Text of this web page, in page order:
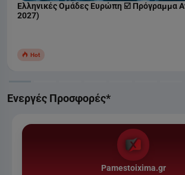
Ελληνικές Ομάδες Ευρώπη ☑️ Πρόγραμμα
2027)
Hot
Ενεργές Προσφορές*
Pamestoixima.gr